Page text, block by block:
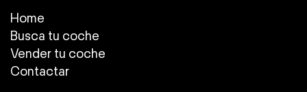
Home
Busca tu coche
Vender tu coche
Contactar